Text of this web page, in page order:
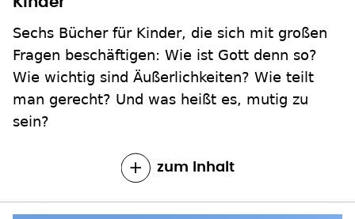
Sechs Bücher für Kinder, die sich mit großen
Fragen beschäftigen: Wie ist Gott denn so?
Wie wichtig sind Äußerlichkeiten? Wie teilt
man gerecht? Und was heißt es, mutig zu
sein?
zum Inhalt